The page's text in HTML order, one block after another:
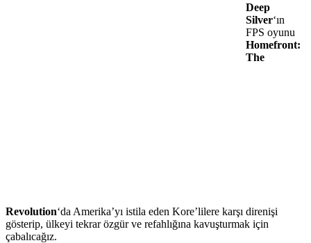
Deep
Silver‘ın
FPS oyunu
Homefront:
The
Revolution‘da Amerika’yı istila eden Kore’lilere karşı direnişi
gösterip, ülkeyi tekrar özgür ve refahlığına kavuşturmak için
çabalıcağız.